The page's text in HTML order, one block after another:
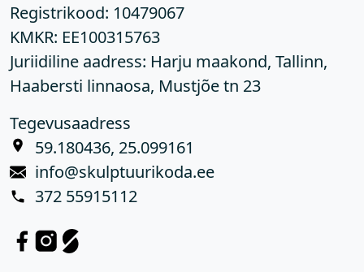
Registrikood: 10479067
KMKR: EE100315763
Juriidiline aadress: Harju maakond, Tallinn,
Haabersti linnaosa, Mustjõe tn 23
Tegevusaadress
59.180436, 25.099161
info@skulptuurikoda.ee
372 55915112